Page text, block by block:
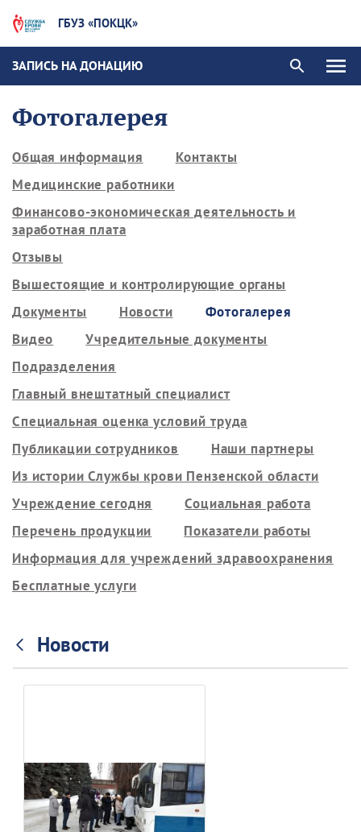
ГБУЗ «ПОКЦК»
ЗАПИСЬ НА ДОНАЦИЮ
Фотогалерея
Общая информация
Контакты
Медицинские работники
Финансово-экономическая деятельность и
заработная плата
Отзывы
Вышестоящие и контролирующие органы
Документы
Новости
Фотогалерея
Видео
Учредительные документы
Подразделения
Главный внештатный специалист
Специальная оценка условий труда
Публикации сотрудников
Наши партнеры
Из истории Службы крови Пензенской области
Учреждение сегодня
Социальная работа
Перечень продукции
Показатели работы
Информация для учреждений здравоохранения
Бесплатные услуги
Новости